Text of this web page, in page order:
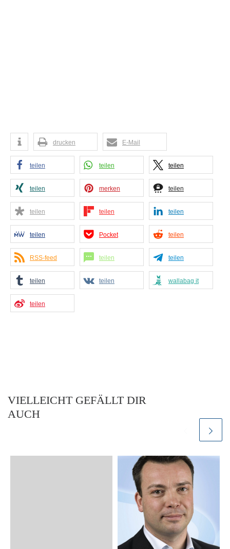
drucken E-Mail
teilen teilen teilen
teilen merken teilen
teilen teilen teilen
teilen Pocket teilen
RSS-feed teilen teilen
teilen teilen wallabag it
teilen
VIELLEICHT GEFÄLLT DIR
AUCH